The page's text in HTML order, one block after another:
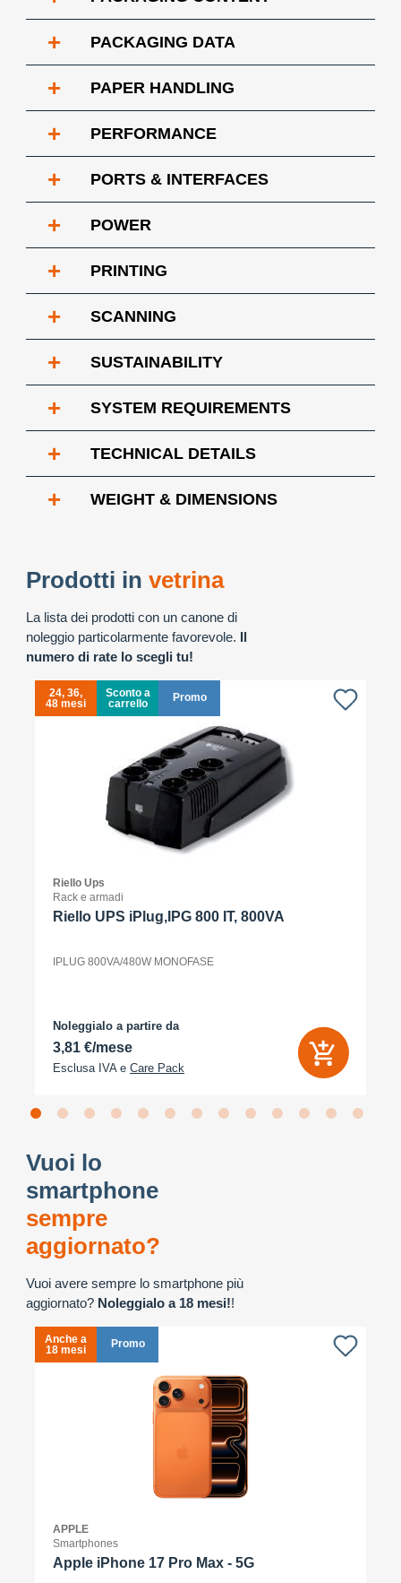
+ PACKAGING DATA
+ PAPER HANDLING
+ PERFORMANCE
+ PORTS & INTERFACES
+ POWER
+ PRINTING
+ SCANNING
+ SUSTAINABILITY
+ SYSTEM REQUIREMENTS
+ TECHNICAL DETAILS
+ WEIGHT & DIMENSIONS
Prodotti in vetrina
La lista dei prodotti con un canone di
noleggio particolarmente favorevole. Il
numero di rate lo scegli tu!
24, 36,
48 mesi
Sconto a
carrello
Promo
Riello Ups
Rack e armadi
Riello UPS iPlug,IPG 800 IT, 800VA
IPLUG 800VA/480W MONOFASE
Noleggialo a partire da
3,81 €/mese
Esclusa IVA e Care Pack
Vuoi lo
smartphone
sempre
aggiornato?
Vuoi avere sempre lo smartphone più
aggiornato? Noleggialo a 18 mesi!!
Anche a
18 mesi
Promo
APPLE
Smartphones
Apple iPhone 17 Pro Max - 5G